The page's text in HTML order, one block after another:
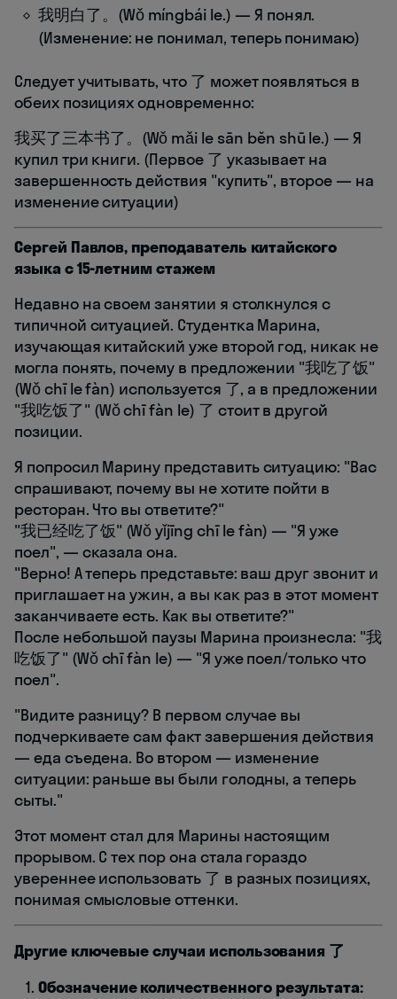
我明白了。(Wǒ míngbái le.) — Я понял.
(Изменение: не понимал, теперь понимаю)
Следует учитывать, что 了 может появляться в
обеих позициях одновременно:
我买了三本书了。(Wǒ mǎi le sān běn shū le.) — Я
купил три книги. (Первое 了 указывает на
завершенность действия "купить", второе — на
изменение ситуации)
Сергей Павлов, преподаватель китайского
языка с 15-летним стажем
Недавно на своем занятии я столкнулся с
типичной ситуацией. Студентка Марина,
изучающая китайский уже второй год, никак не
могла понять, почему в предложении "我吃了饭"
(Wǒ chī le fàn) используется 了, а в предложении
"我吃饭了" (Wǒ chī fàn le) 了 стоит в другой
позиции.
Я попросил Марину представить ситуацию: "Вас
спрашивают, почему вы не хотите пойти в
ресторан. Что вы ответите?"
"我已经吃了饭" (Wǒ yǐjīng chī le fàn) — "Я уже
поел", — сказала она.
"Верно! А теперь представьте: ваш друг звонит и
приглашает на ужин, а вы как раз в этот момент
заканчиваете есть. Как вы ответите?"
После небольшой паузы Марина произнесла: "我
吃饭了" (Wǒ chī fàn le) — "Я уже поел/только что
поел".
"Видите разницу? В первом случае вы
подчеркиваете сам факт завершения действия
— еда съедена. Во втором — изменение
ситуации: раньше вы были голодны, а теперь
сыты."
Этот момент стал для Марины настоящим
прорывом. С тех пор она стала гораздо
увереннее использовать 了 в разных позициях,
понимая смысловые оттенки.
Другие ключевые случаи использования 了
Обозначение количественного результата: